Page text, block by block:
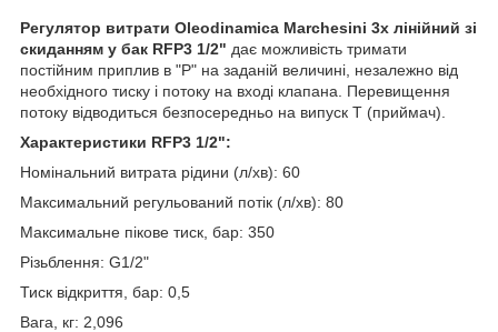
Регулятор витрати Oleodinamica Marchesini 3х лінійний зі
скиданням у бак RFP3 1/2" дає можливість тримати
постійним приплив в "P" на заданій величині, незалежно від
необхідного тиску і потоку на вході клапана. Перевищення
потоку відводиться безпосередньо на випуск Т (приймач).
Характеристики RFP3 1/2":
Номінальний витрата рідини (л/хв): 60
Максимальний регульований потік (л/хв): 80
Максимальне пікове тиск, бар: 350
Різьблення: G1/2"
Тиск відкриття, бар: 0,5
Вага, кг: 2,096